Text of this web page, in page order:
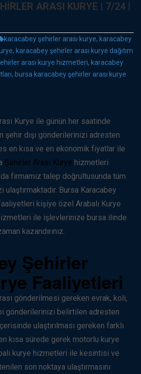
ARASI KURYE | 7/24 |
karacabey şehirler arası kurye, karacabey
karacabey şehirler arası kurye dağıtım
arası kurye hizmetleri, karacabey
bursa karacabey şehirler arası kurye
Kurye ile günün her saatinde
şehir dışı gönderilerinizi adresten
en kısa ve en ekonomik fiyatlar ile
Şehirler Arası Kurye hizmetleri
firmamız talep doğrultusunda tüm
Bursa Karacabey
kişiye özel Arabalı Kurye
ile işlevlerinize bursa ilinde
kazandırınız.
Şehirler
Faaliyetleri
gönderilmesi gereken evrak, koli,
gönderilerinizi belirtilen adresten
ulaştırılması gereken farklı
kısa sürede gerek motorlu kurye
kurye hizmetleri ile kesintisi ve
son noktaya ulaştırmasını